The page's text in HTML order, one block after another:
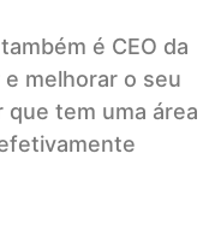
é CEO da
melhorar o seu
tem uma área